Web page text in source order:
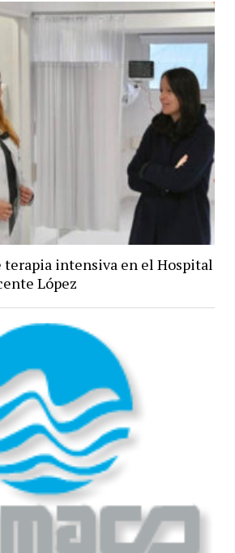
terapia intensiva en el Hospital
López